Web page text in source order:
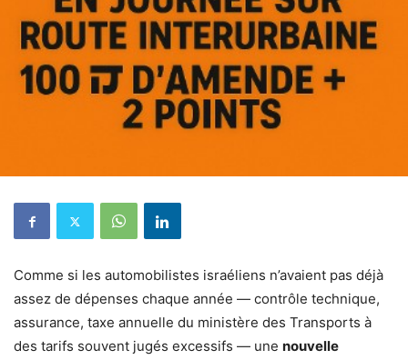
Comme si les automobilistes israéliens n’avaient pas déjà
assez de dépenses chaque année — contrôle technique,
assurance, taxe annuelle du ministère des Transports à
des tarifs souvent jugés excessifs — une nouvelle